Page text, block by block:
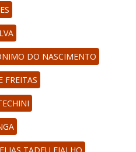
DO NASCIMENTO
FREITAS